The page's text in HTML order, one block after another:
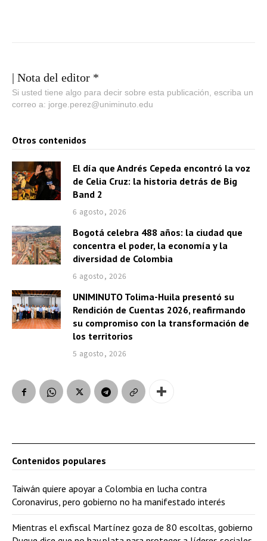
| Nota del editor *
Si usted tiene algo para decir sobre esta publicación, escriba un
correo a: jorge.perez@uniminuto.edu
Otros contenidos
El día que Andrés Cepeda encontró la voz
de Celia Cruz: la historia detrás de Big
Band 2
6 agosto, 2026
Bogotá celebra 488 años: la ciudad que
concentra el poder, la economía y la
diversidad de Colombia
6 agosto, 2026
UNIMINUTO Tolima-Huila presentó su
Rendición de Cuentas 2026, reafirmando
su compromiso con la transformación de
los territorios
5 agosto, 2026
Contenidos populares
Taiwán quiere apoyar a Colombia en lucha contra
Coronavirus, pero gobierno no ha manifestado interés
Mientras el exfiscal Martínez goza de 80 escoltas, gobierno